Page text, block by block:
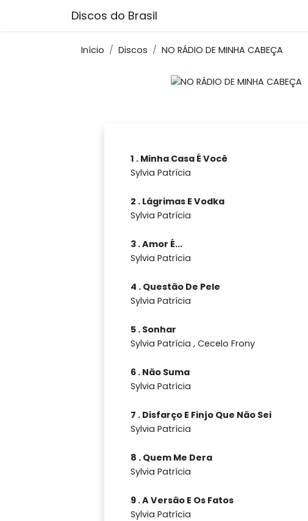
Discos do Brasil
Início Discos NO RÁDIO DE MINHA CABEÇA
1 . Minha Casa É Você
Sylvia Patrícia
2 . Lágrimas E Vodka
Sylvia Patrícia
3 . Amor É...
Sylvia Patrícia
4 . Questão De Pele
Sylvia Patrícia
5 . Sonhar
Sylvia Patrícia , Cecelo Frony
6 . Não Suma
Sylvia Patrícia
7 . Disfarço E Finjo Que Não Sei
Sylvia Patrícia
8 . Quem Me Dera
Sylvia Patrícia
9 . A Versão E Os Fatos
Sylvia Patrícia